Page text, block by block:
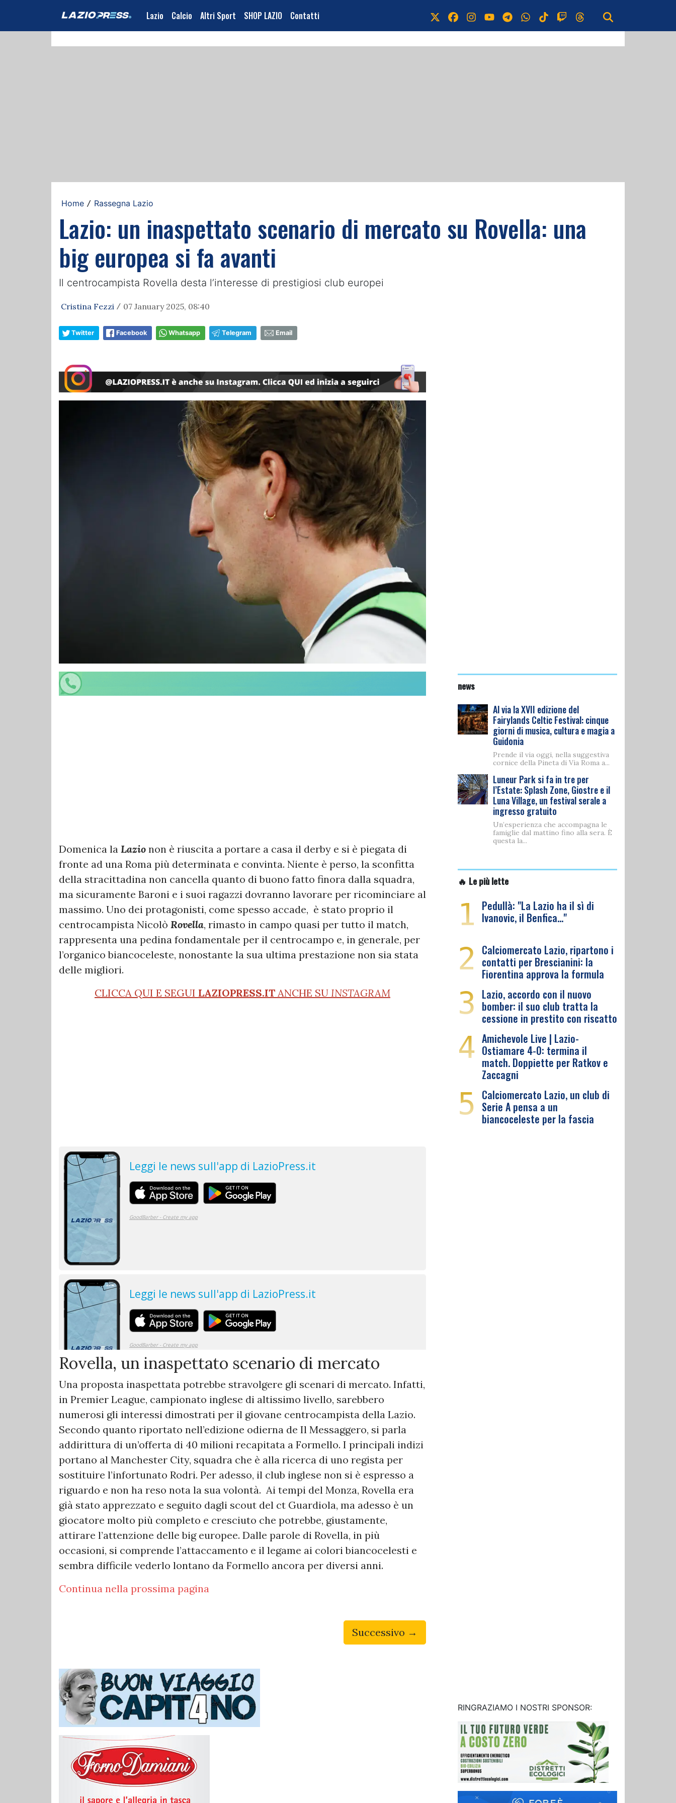
Lazio Calcio Altri Sport SHOP LAZIO Contatti
Home / Rassegna Lazio
Lazio: un inaspettato scenario di mercato su Rovella: una
big europea si fa avanti
Il centrocampista Rovella desta l’interesse di prestigiosi club europei
Cristina Fezzi / 07 January 2025, 08:40
Twitter Facebook Whatsapp Telegram Email
Domenica la Lazio non è riuscita a portare a casa il derby e si è piegata di
fronte ad una Roma più determinata e convinta. Niente è perso, la sconfitta
della stracittadina non cancella quanto di buono fatto finora dalla squadra,
ma sicuramente Baroni e i suoi ragazzi dovranno lavorare per ricominciare al
massimo. Uno dei protagonisti, come spesso accade, è stato proprio il
centrocampista Nicolò Rovella, rimasto in campo quasi per tutto il match,
rappresenta una pedina fondamentale per il centrocampo e, in generale, per
l’organico biancoceleste, nonostante la sua ultima prestazione non sia stata
delle migliori.
CLICCA QUI E SEGUI LAZIOPRESS.IT ANCHE SU INSTAGRAM
Rovella, un inaspettato scenario di mercato
Una proposta inaspettata potrebbe stravolgere gli scenari di mercato. Infatti,
in Premier League, campionato inglese di altissimo livello, sarebbero
numerosi gli interessi dimostrati per il giovane centrocampista della Lazio.
Secondo quanto riportato nell’edizione odierna de Il Messaggero, si parla
addirittura di un’offerta di 40 milioni recapitata a Formello. I principali indizi
portano al Manchester City, squadra che è alla ricerca di uno regista per
sostituire l’infortunato Rodri. Per adesso, il club inglese non si è espresso a
riguardo e non ha reso nota la sua volontà. Ai tempi del Monza, Rovella era
già stato apprezzato e seguito dagli scout del ct Guardiola, ma adesso è un
giocatore molto più completo e cresciuto che potrebbe, giustamente,
attirare l’attenzione delle big europee. Dalle parole di Rovella, in più
occasioni, si comprende l’attaccamento e il legame ai colori biancocelesti e
sembra difficile vederlo lontano da Formello ancora per diversi anni.
Continua nella prossima pagina
Successivo →
news
Al via la XVII edizione del
Fairylands Celtic Festival: cinque
giorni di musica, cultura e magia a
Guidonia
Prende il via oggi, nella suggestiva
cornice della Pineta di Via Roma a...
Luneur Park si fa in tre per
l’Estate: Splash Zone, Giostre e il
Luna Village, un festival serale a
ingresso gratuito
Un’esperienza che accompagna le
famiglie dal mattino fino alla sera. È
questa la...
🔥 Le più lette
1 Pedullà: "La Lazio ha il sì di
Ivanovic, il Benfica…"
2 Calciomercato Lazio, ripartono i
contatti per Brescianini: la
Fiorentina approva la formula
3 Lazio, accordo con il nuovo
bomber: il suo club tratta la
cessione in prestito con riscatto
4 Amichevole Live | Lazio-
Ostiamare 4-0: termina il
match. Doppiette per Ratkov e
Zaccagni
5 Calciomercato Lazio, un club di
Serie A pensa a un
biancoceleste per la fascia
RINGRAZIAMO I NOSTRI SPONSOR: